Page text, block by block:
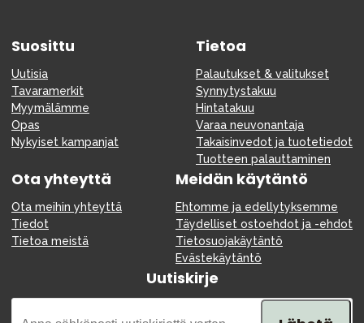
Suosittu
Uutisia
Tavaramerkit
Myymälämme
Opas
Nykyiset kampanjat
Tietoa
Palautukset & valitukset
Synnytystakuu
Hintatakuu
Varaa neuvonantaja
Takaisinvedot ja tuotetiedot
Tuotteen palauttaminen
Ota yhteyttä
Ota meihin yhteyttä
Tiedot
Tietoa meistä
Meidän käytäntö
Ehtomme ja edellytyksemme
Täydelliset ostoehdot ja -ehdot
Tietosuojakäytäntö
Evästekäytäntö
Uutiskirje